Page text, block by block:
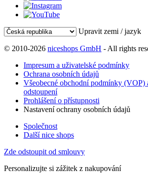
Upravit zemi / jazyk
© 2010-2026 niceshops GmbH - All rights
Impresum a uživatelské podmínky
Ochrana osobních údajů
Všeobecné obchodní podmínky (VOP)
odstoupení
Prohlášení o přístupnosti
Nastavení ochrany osobních údajů
Společnost
Další nice shops
Zde odstoupit od smlouvy
Personalizujte si zážitek z nakupování